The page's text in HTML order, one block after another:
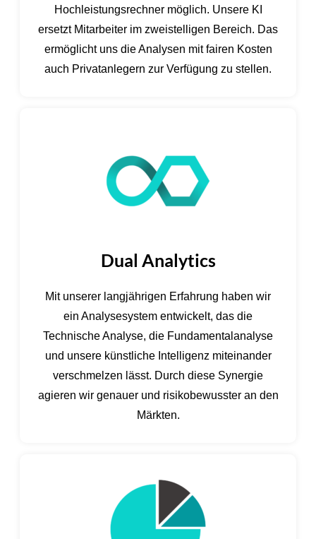
Hochleistungsrechner möglich. Unsere KI
ersetzt Mitarbeiter im zweistelligen Bereich. Das
ermöglicht uns die Analysen mit fairen Kosten
auch Privatanlegern zur Verfügung zu stellen.
Dual Analytics
Mit unserer langjährigen Erfahrung haben wir
ein Analysesystem entwickelt, das die
Technische Analyse, die Fundamentalanalyse
und unsere künstliche Intelligenz miteinander
verschmelzen lässt. Durch diese Synergie
agieren wir genauer und risikobewusster an den
Märkten.